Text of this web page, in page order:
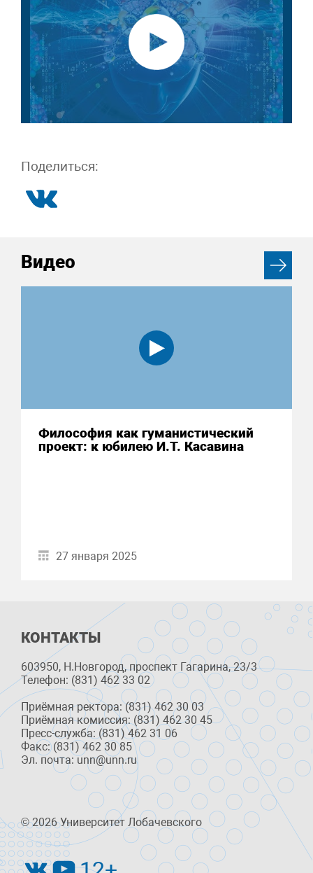
Поделиться:
Видео
Философия как гуманистический
проект: к юбилею И.Т. Касавина
27 января 2025
КОНТАКТЫ
603950, Н.Новгород, проспект Гагарина, 23/3
Телефон: (831) 462 33 02
Приёмная ректора: (831) 462 30 03
Приёмная комиссия: (831) 462 30 45
Пресс-служба: (831) 462 31 06
Факс: (831) 462 30 85
Эл. почта: unn@unn.ru
© 2026 Университет Лобачевского